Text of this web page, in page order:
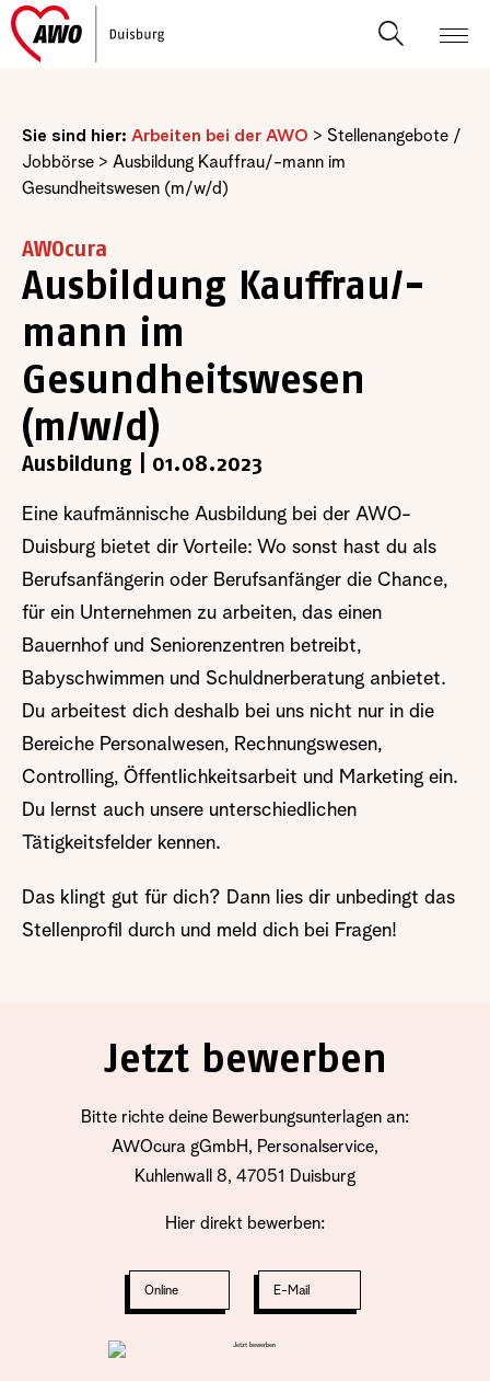
Sie sind hier: Arbeiten bei der AWO > Stellenangebote /
Jobbörse > Ausbildung Kauffrau/-mann im
Gesundheitswesen (m/w/d)
AWOcura
Ausbildung Kauffrau/-
mann im
Gesundheitswesen
(m/w/d)
Ausbildung | 01.08.2023
Eine kaufmännische Ausbildung bei der AWO-
Duisburg bietet dir Vorteile: Wo sonst hast du als
Berufsanfängerin oder Berufsanfänger die Chance,
für ein Unternehmen zu arbeiten, das einen
Bauernhof und Seniorenzentren betreibt,
Babyschwimmen und Schuldnerberatung anbietet.
Du arbeitest dich deshalb bei uns nicht nur in die
Bereiche Personalwesen, Rechnungswesen,
Controlling, Öffentlichkeitsarbeit und Marketing ein.
Du lernst auch unsere unterschiedlichen
Tätigkeitsfelder kennen.
Das klingt gut für dich? Dann lies dir unbedingt das
Stellenprofil durch und meld dich bei Fragen!
Jetzt bewerben
Bitte richte deine Bewerbungsunterlagen an:
AWOcura gGmbH, Personalservice,
Kuhlenwall 8, 47051 Duisburg
Hier direkt bewerben:
Online E-Mail